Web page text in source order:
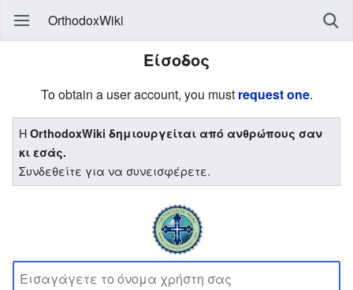
OrthodoxWiki
Είσοδος
To obtain a user account, you must request one.
ΗOrthodoxWiki δημιουργείται από ανθρώπους σαν
κι εσάς.
Συνδεθείτε για να συνεισφέρετε.